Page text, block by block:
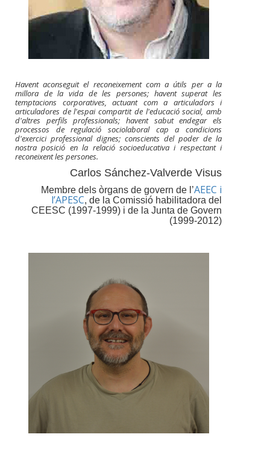
Havent aconseguit el reconeixement com a útils per a la
millora de la vida de les persones; havent superat les
temptacions corporatives, actuant com a articuladors i
articuladores de l'espai compartit de l'educació social, amb
d'altres perfils professionals; havent sabut endegar els
processos de regulació sociolaboral cap a condicions
d'exercici professional dignes; conscients del poder de la
nostra posició en la relació socioeducativa i respectant i
reconeixent les persones.
Carlos Sánchez-Valverde Visus
Membre dels òrgans de govern de l’AEEC i
l’APESC, de la Comissió habilitadora del
CEESC (1997-1999) i de la Junta de Govern
(1999-2012)